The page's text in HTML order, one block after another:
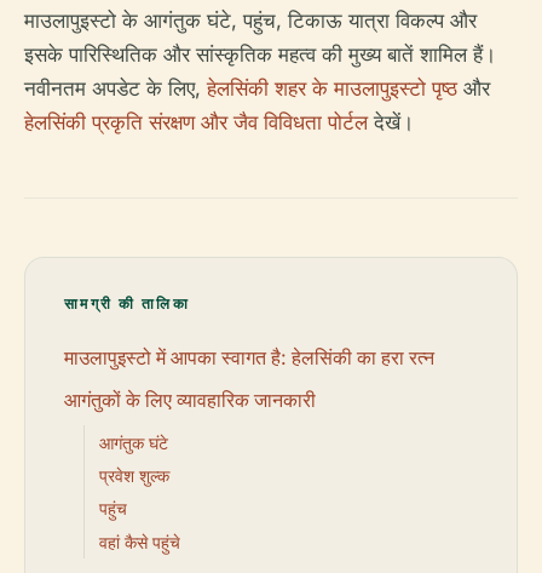
माउलापुइस्टो के आगंतुक घंटे, पहुंच, टिकाऊ यात्रा विकल्प और
इसके पारिस्थितिक और सांस्कृतिक महत्व की मुख्य बातें शामिल हैं।
नवीनतम अपडेट के लिए,हेलसिंकी शहर के माउलापुइस्टो पृष्ठऔर
हेलसिंकी प्रकृति संरक्षण और जैव विविधता पोर्टलदेखें।
सामग्री की तालिका
माउलापुइस्टो में आपका स्वागत है: हेलसिंकी का हरा रत्न
आगंतुकों के लिए व्यावहारिक जानकारी
आगंतुक घंटे
प्रवेश शुल्क
पहुंच
वहां कैसे पहुंचे